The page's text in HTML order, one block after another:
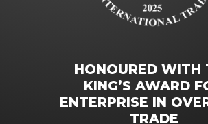
HONOURED WITH
KING’S AWARD
ENTERPRISE IN
TRADE